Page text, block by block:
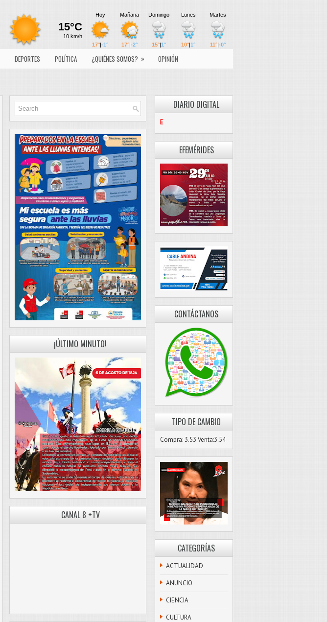
DEPORTES POLÍTICA ¿QUIÉNES SOMOS? »
OPINIÓN
¡ÚLTIMO MINUTO!
CANAL 8 +TV
DIARIO DIGITAL
EFEMÉRIDES
CONTÁCTANOS
TIPO DE CAMBIO
Compra: 3.53 Venta:3.54
CATEGORÍAS
ACTUALIDAD
ANUNCIO
CIENCIA
CULTURA